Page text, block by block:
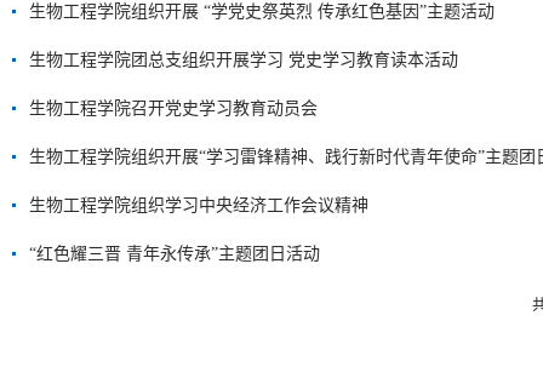
生物工程学院组织开展 “学党史祭英烈 传承红色基因”主题活动
生物工程学院团总支组织开展学习 党史学习教育读本活动
生物工程学院召开党史学习教育动员会
生物工程学院组织开展“学习雷锋精神、践行新时代青年使命”主题团
生物工程学院组织学习中央经济工作会议精神
“红色耀三晋 青年永传承”主题团日活动